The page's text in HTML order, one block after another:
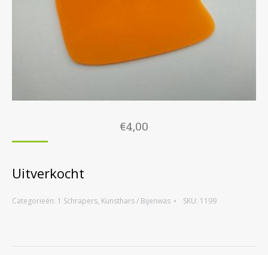
€4,00
Uitverkocht
Categorieën: 1 Schrapers, Kunsthars / Bijenwas SKU: 1199